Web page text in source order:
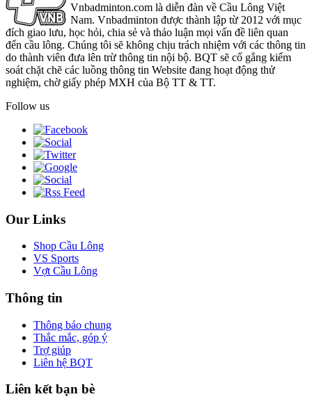
Vnbadminton.com là diễn đàn về Cầu Lông Việt
Nam. Vnbadminton được thành lập từ 2012 với mục
đích giao lưu, học hỏi, chia sẻ và thảo luận mọi vấn đề liên quan
đến cầu lông. Chúng tôi sẽ không chịu trách nhiệm với các thông tin
do thành viên đưa lên trừ thông tin nội bộ. BQT sẽ cố gắng kiểm
soát chặt chẽ các luồng thông tin Website đang hoạt động thử
nghiệm, chờ giấy phép MXH của Bộ TT & TT.
Follow us
Our Links
Shop Cầu Lông
VS Sports
Vợt Cầu Lông
Thông tin
Thông báo chung
Thắc mắc, góp ý
Trợ giúp
Liên hệ BQT
Liên kết bạn bè